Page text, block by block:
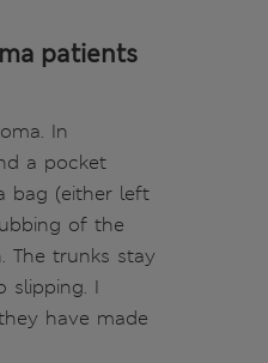
patients
In
a pocket
bag (either left
of the
The trunks stay
slipping. I
have made